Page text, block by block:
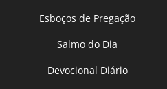
Esboços de Pregação
Salmo do Dia
Devocional Diário